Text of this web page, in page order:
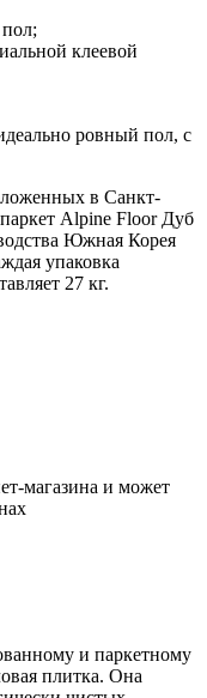
клеевой
ровный пол, с
в Санкт-
Alpine Floor Дуб
Южная Корея
упаковка
27 кг.
магазина и может
и паркетному
плитка. Она